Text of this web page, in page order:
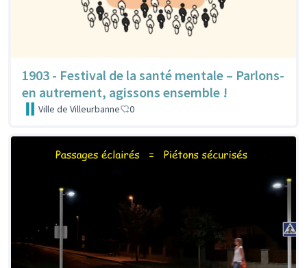
1903 - Festival de la santé mentale – Parlons-
en autrement, agissons ensemble !
Ville de Villeurbanne 0